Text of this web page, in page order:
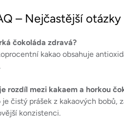
– Nejčastější
čokoláda zdravá?
kakao obsahuje
rozdíl mezi kakaem a horkou
je čistý prášek z kakaových bobů,
konzistenci.